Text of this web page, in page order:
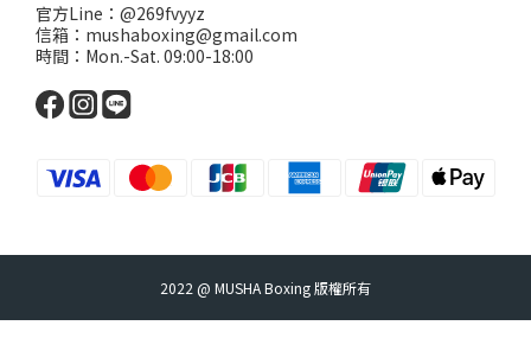
官方Line： @269fvyyz
信箱：mushaboxing@gmail.com
時間：Mon.-Sat. 09:00-18:00
2022 @ MUSHA Boxing 版權所有